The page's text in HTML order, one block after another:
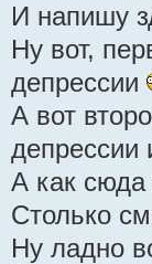
И напишу
Ну вот,
депрессии
А вот
депрессии
А как сюда
Столько
Ну ладно